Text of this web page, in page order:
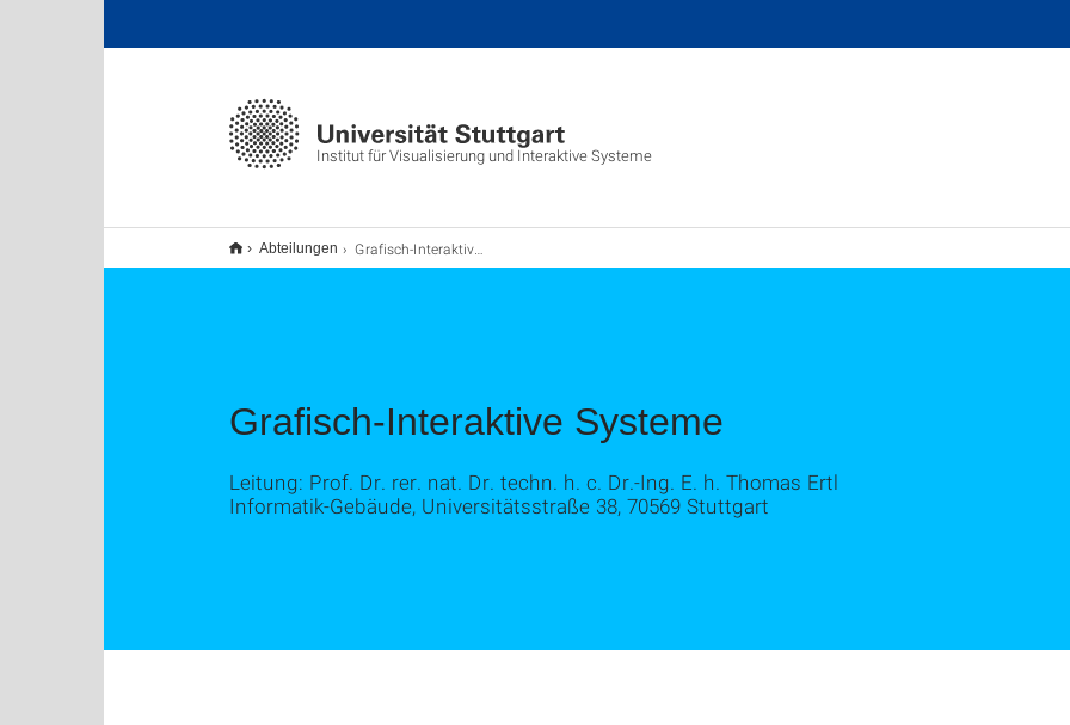
Institut für Visualisierung und Interaktive Systeme
Abteilungen Grafisch-Interaktive Systeme
Grafisch-Interaktive Systeme
Leitung: Prof. Dr. rer. nat. Dr. techn. h. c. Dr.-Ing. E. h. Thomas Ertl
Informatik-Gebäude, Universitätsstraße 38, 70569 Stuttgart